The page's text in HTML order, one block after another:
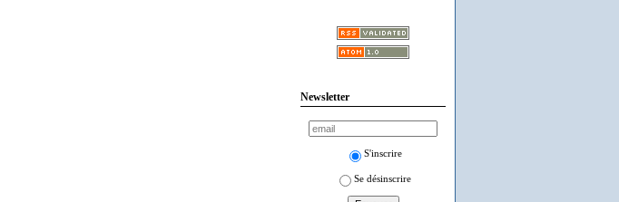
Newsletter
S'inscrire
Se désinscrire